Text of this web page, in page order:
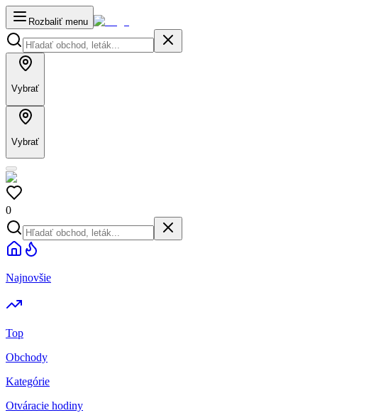
Rozbaliť menu
Vybrať
Vybrať
0
Najnovšie
Top
Obchody
Kategórie
Otváracie hodiny